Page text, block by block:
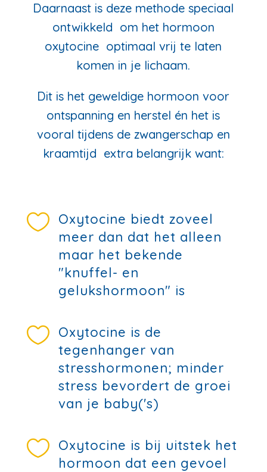
Daarnaast is deze methode speciaal
ontwikkeld om het hormoon
oxytocine optimaal vrij te laten
komen in je lichaam.
Dit is het geweldige hormoon voor
ontspanning en herstel én het is
vooral tijdens de zwangerschap en
kraamtijd extra belangrijk want:
 Oxytocine biedt zoveel
meer dan dat het alleen
maar het bekende
"knuffel- en
gelukshormoon" is
 Oxytocine is de
tegenhanger van
stresshormonen; minder
stress bevordert de groei
van je baby('s)
 Oxytocine is bij uitstek het
hormoon dat een gevoel